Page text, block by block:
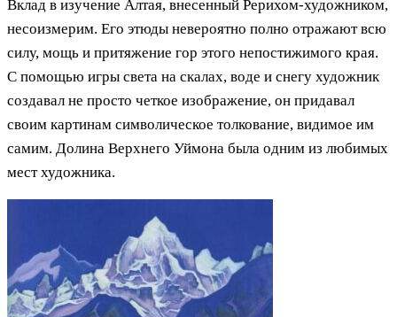
Вклад в изучение Алтая, внесенный Рерихом-художником,
несоизмерим. Его этюды невероятно полно отражают всю
силу, мощь и притяжение гор этого непостижимого края.
С помощью игры света на скалах, воде и снегу художник
создавал не просто четкое изображение, он придавал
своим картинам символическое толкование, видимое им
самим. Долина Верхнего Уймона была одним из любимых
мест художника.